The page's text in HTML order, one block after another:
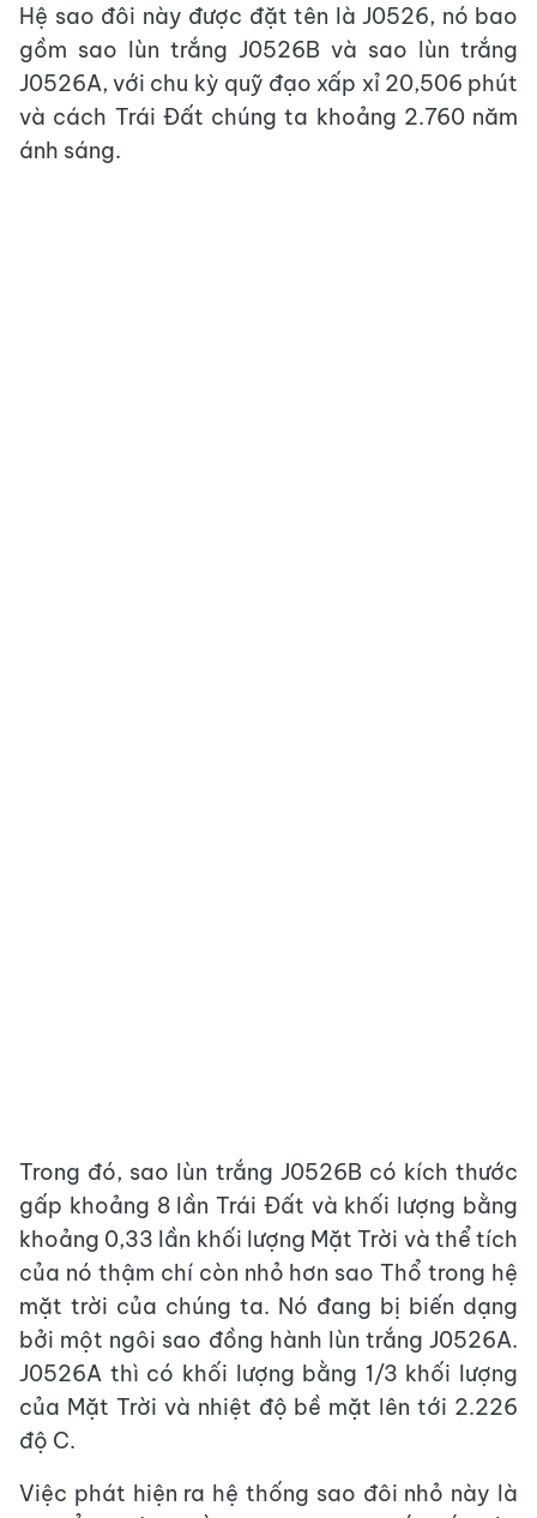
Hệ sao đôi này được đặt tên là J0526, nó bao
gồm sao lùn trắng J0526B và sao lùn trắng
J0526A, với chu kỳ quỹ đạo xấp xỉ 20,506 phút
và cách Trái Đất chúng ta khoảng 2.760 năm
ánh sáng.
Trong đó, sao lùn trắng J0526B có kích thước
gấp khoảng 8 lần Trái Đất và khối lượng bằng
khoảng 0,33 lần khối lượng Mặt Trời và thể tích
của nó thậm chí còn nhỏ hơn sao Thổ trong hệ
mặt trời của chúng ta. Nó đang bị biến dạng
bởi một ngôi sao đồng hành lùn trắng J0526A.
J0526A thì có khối lượng bằng 1/3 khối lượng
của Mặt Trời và nhiệt độ bề mặt lên tới 2.226
độ C.
Việc phát hiện ra hệ thống sao đôi nhỏ này là